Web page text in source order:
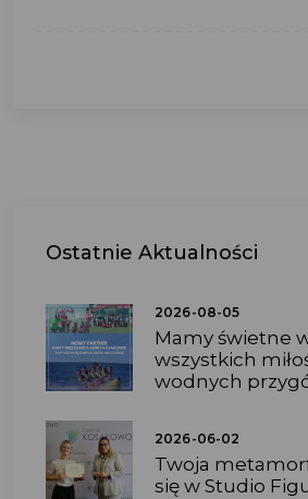
Ostatnie Aktualności
2026-08-05
Mamy świetne
wszystkich
wodnych
2026-06-02
Twoja
się w Studio